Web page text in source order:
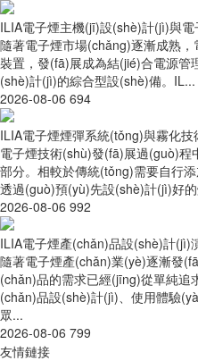
ILIA電子煙主機(jī)設(shè)計(jì)與
隨著電子煙市場(chǎng)逐漸成熟
裝置，發(fā)展成為結(jié)合電源管
(shè)計(jì)的綜合型設(shè)備。IL...
2026-08-06 694
ILIA電子煙煙彈系統(tǒng)與霧化
電子煙技術(shù)發(fā)展過(guò)
部分。相較於傳統(tǒng)需要自行
透過(guò)預(yù)先設(shè)計(jì)好
2026-08-06 992
ILIA電子煙產(chǎn)品設(shè)計(jì)
隨著電子煙產(chǎn)業(yè)逐漸發
(chǎn)品的需求已經(jīng)從單純追
(chǎn)品設(shè)計(jì)、使用體驗
眾...
2026-08-06 799
友情鏈接